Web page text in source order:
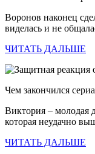
Воронов наконец
виделась и не
ЧИТАТЬ ДАЛЬШЕ
Чем закончился
Виктория – молодая
которая неудачно
ЧИТАТЬ ДАЛЬШЕ